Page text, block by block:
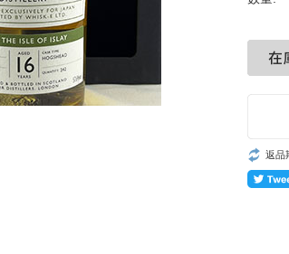
返品